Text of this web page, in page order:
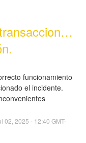
funcionamiento
el incidente.
02 2025 - 12:40 GMT-